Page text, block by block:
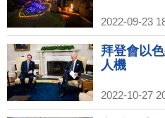
2022-09-23
拜登會以
人機
2022-10-27